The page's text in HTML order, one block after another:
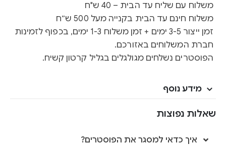
משלוח עם שליח עד הבית – 40 ש"ח
משלוח חינם עד הבית בקנייה מעל 500 ש״ח
זמן ייצור 3-5 ימים + זמן משלוח 1-3 ימים, בכפוף לזמינות
חברת המשלוחים באזורכם.
הפוסטרים נשלחים מגולגלים בגליל קרטון קשיח.
מידע נוסף
שאלות נפוצות
איך כדאי למסגר את הפוסטרים?